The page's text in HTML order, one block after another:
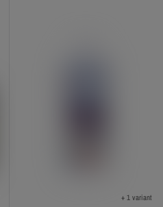
+ 1 variant